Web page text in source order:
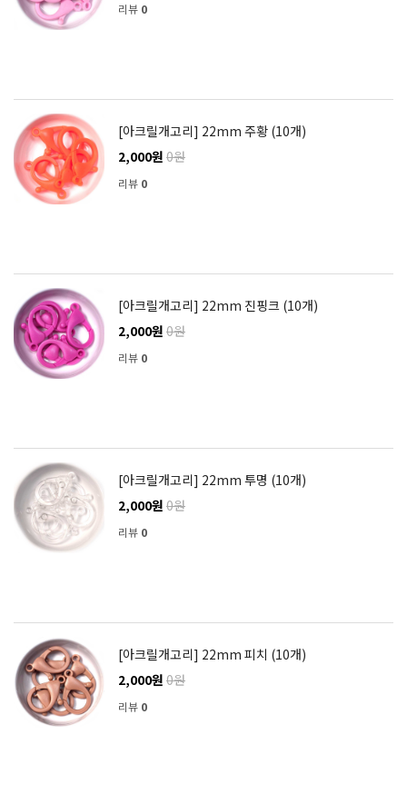
리뷰 0
[아크릴개고리] 22mm 주황 (10개)
2,000원 0원
리뷰 0
[아크릴개고리] 22mm 진핑크 (10개)
2,000원 0원
리뷰 0
[아크릴개고리] 22mm 투명 (10개)
2,000원 0원
리뷰 0
[아크릴개고리] 22mm 피치 (10개)
2,000원 0원
리뷰 0